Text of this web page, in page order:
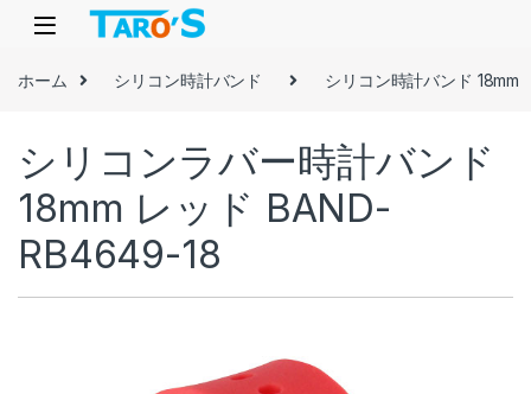
Skip to navigation
Skip to content
ホーム シリコン時計バンド シリコン時計バンド 18mm
シリコンラバー時計バンド
18mm レッド BAND-
RB4649-18